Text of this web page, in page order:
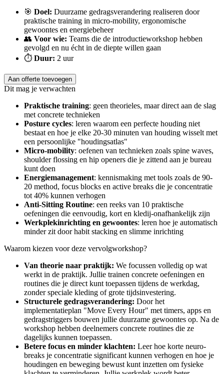
🎯 Doel: Duurzame gedragsverandering realiseren door
praktische training in micro-mobility, ergonomische
gewoontes en energiebeheer
👥 Voor wie: Teams die de introductieworkshop hebben
gevolgd en nu écht in de diepte willen gaan
⏱ Duur: 2 uur
Dit mag je verwachten
Praktische training: geen theorieles, maar direct aan de slag
met concrete technieken
Posture cycles: leren waarom een perfecte houding niet
bestaat en hoe je elke 20-30 minuten van houding wisselt met
een persoonlijke "houdingsatlas"
Micro-mobility: oefenen van technieken zoals spine waves,
shoulder flossing en hip openers die je zittend aan je bureau
kunt doen
Energiemanagement: kennismaking met tools zoals de 90-
20 method, focus blocks en active breaks die je concentratie
tot 40% kunnen verhogen
Anti-Sitting Routine: een reeks van 10 praktische
oefeningen die eenvoudig, kort en kledij-onafhankelijk zijn
Werkplekinrichting en gewoontes: leren hoe je automatisch
minder zit door habit stacking en slimme inrichting
Waarom kiezen voor deze vervolgworkshop?
Van theorie naar praktijk: We focussen volledig op wat
werkt in de praktijk. Jullie trainen concrete oefeningen en
routines die je direct kunt toepassen tijdens de werkdag,
zonder speciale kleding of grote tijdsinvestering.
Structurele gedragsverandering: Door het
implementatieplan "Move Every Hour" met timers, apps en
gedragstriggers bouwen jullie duurzame gewoontes op. Na de
workshop hebben deelnemers concrete routines die ze
dagelijks kunnen toepassen.
Betere focus en minder klachten: Leer hoe korte neuro-
breaks je concentratie significant kunnen verhogen en hoe je
houdingen en beweging bewust kunt inzetten om fysieke